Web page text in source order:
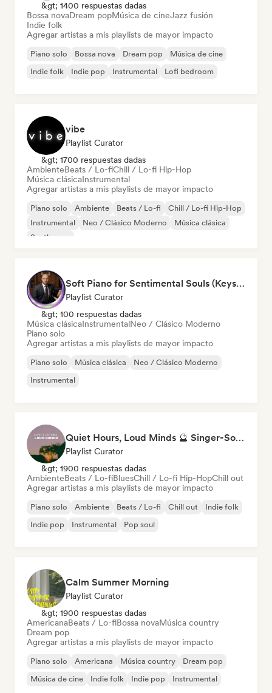
&gt; 1400 respuestas dadas
Bossa novaDream popMúsica de cineJazz fusión
Indie folk
Agregar artistas a mis playlists de mayor impacto
Piano solo Bossa nova Dream pop
Música de cine
Indie folk
Indie pop Instrumental Lofi bedroom
vibe
Playlist Curator
&gt; 1700 respuestas dadas
AmbienteBeats / Lo-fiChill / Lo-fi Hip-Hop
Música clásicaInstrumental
Agregar artistas a mis playlists de mayor impacto
Piano solo Ambiente Beats / Lo-fi
Chill / Lo-fi Hip-Hop
Instrumental
Neo / Clásico Moderno
Música clásica
Synthwave
Soft Piano for Sentimental Souls (Keys From Above)
Playlist Curator
&gt; 100 respuestas dadas
Música clásicaInstrumentalNeo / Clásico Moderno
Piano solo
Agregar artistas a mis playlists de mayor impacto
Piano solo Música clásica
Neo / Clásico Moderno
Instrumental
Quiet Hours, Loud Minds 🔮 Singer-Songwriter, Bedroom Pop & Dream Pop
Playlist Curator
&gt; 1900 respuestas dadas
AmbienteBeats / Lo-fiBluesChill / Lo-fi Hip-HopChill out
Agregar artistas a mis playlists de mayor impacto
Piano solo Ambiente Beats / Lo-fi Chill out
Indie folk
Indie pop
Instrumental Pop soul
Calm Summer Morning
Playlist Curator
&gt; 1900 respuestas dadas
AmericanaBeats / Lo-fiBossa novaMúsica country
Dream pop
Agregar artistas a mis playlists de mayor impacto
Piano solo Americana Música country
Dream pop
Música de cine
Indie folk Indie pop Instrumental